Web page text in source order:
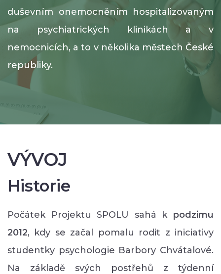
duševním onemocněním hospitalizovaným
na psychiatrických klinikách a v
nemocnicích, a to v několika městech České
republiky.
VÝVOJ
Historie
Počátek Projektu SPOLU sahá k podzimu
2012, kdy se začal pomalu rodit z iniciativy
studentky psychologie Barbory Chvátalové.
Na základě svých postřehů z týdenní